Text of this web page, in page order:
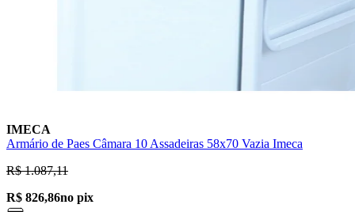
IMECA
Armário de Paes Câmara 10 Assadeiras 58x70 Vazia Imeca
R$ 1.087,11
R$ 826,86no pix